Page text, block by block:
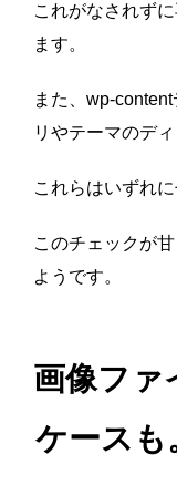
これがなされず
ます。
また、wp-
リやテーマのデ
これらはいずれ
このチェックが
ようです。
画像ファ
ケースも